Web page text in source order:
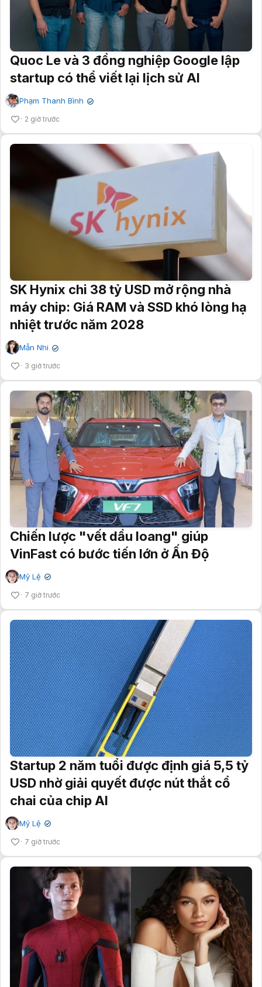
Quoc Le và 3 đồng nghiệp Google lập
startup có thể viết lại lịch sử AI
Phạm Thanh Bình ✔
2 giờ trước
SK Hynix chi 38 tỷ USD mở rộng nhà
máy chip: Giá RAM và SSD khó lòng hạ
nhiệt trước năm 2028
Mẫn Nhi ✔
3 giờ trước
Chiến lược "vết dầu loang" giúp
VinFast có bước tiến lớn ở Ấn Độ
Mỹ Lệ ✔
7 giờ trước
Startup 2 năm tuổi được định giá 5,5 tỷ
USD nhờ giải quyết được nút thắt cổ
chai của chip AI
Mỹ Lệ ✔
7 giờ trước